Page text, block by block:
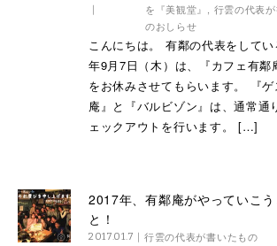
を『美観堂』
行雲の代表
のおしらせ
こんにちは。 有鄰の代表をして
年9月7日（木）は、『カフェ有鄰
をお休みさせてもらいます。 『
庵』と『バルビゾン』は、通常通
ェックアウトを行います。 […]
2017年、有鄰庵がやっていこ
と！
2017.01.7 行雲の代表が書いたもの